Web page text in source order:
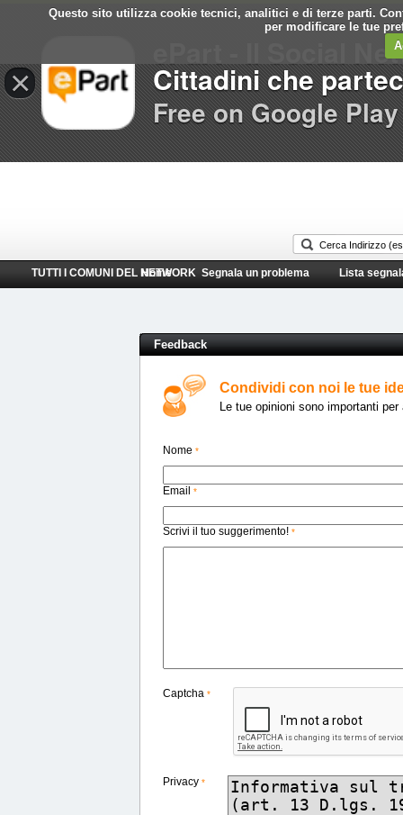
Questo sito utilizza cookie tecnici, analitici e di terze parti.
per modificare le tue
TUTTI I COMUNI DEL NETWORK
Home Segnala un problema Lista
Feedback
Condividi con noi le tue
Le tue opinioni sono importanti
Nome *
Email *
Scrivi il tuo suggerimento! *
Captcha *
Privacy *
×
ePart - Il Social
Cittadini che
Free on Google Play